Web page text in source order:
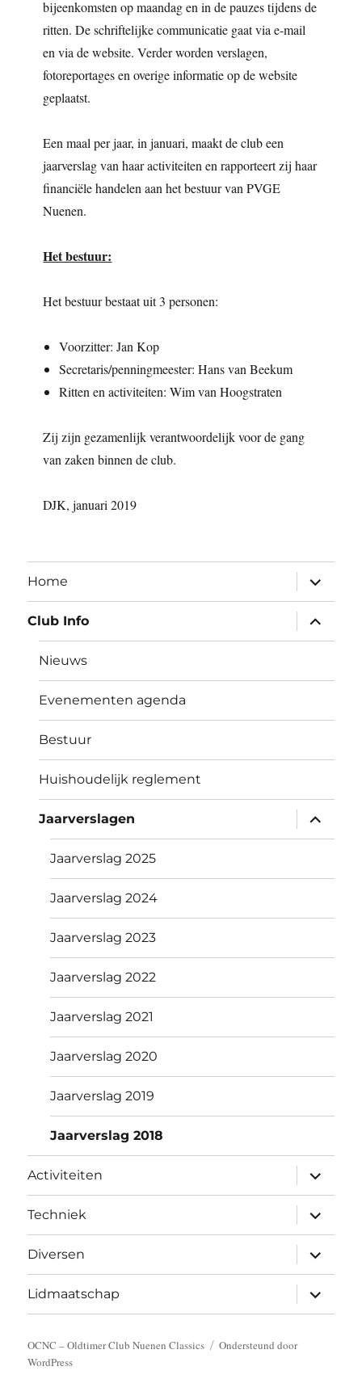
bijeenkomsten op maandag en in de pauzes tijdens de
ritten. De schriftelijke communicatie gaat via e-mail
en via de website. Verder worden verslagen,
fotoreportages en overige informatie op de website
geplaatst.
Een maal per jaar, in januari, maakt de club een
jaarverslag van haar activiteiten en rapporteert zij haar
financiële handelen aan het bestuur van PVGE
Nuenen.
Het bestuur:
Het bestuur bestaat uit 3 personen:
Voorzitter: Jan Kop
Secretaris/penningmeester: Hans van Beekum
Ritten en activiteiten: Wim van Hoogstraten
Zij zijn gezamenlijk verantwoordelijk voor de gang
van zaken binnen de club.
DJK, januari 2019
Home
Club Info
Nieuws
Evenementen agenda
Bestuur
Huishoudelijk reglement
Jaarverslagen
Jaarverslag 2025
Jaarverslag 2024
Jaarverslag 2023
Jaarverslag 2022
Jaarverslag 2021
Jaarverslag 2020
Jaarverslag 2019
Jaarverslag 2018
Activiteiten
Techniek
Diversen
Lidmaatschap
OCNC – Oldtimer Club Nuenen Classics
Ondersteund door
WordPress